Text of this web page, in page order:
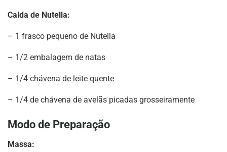
Calda de Nutella:
– 1 frasco pequeno de Nutella
– 1/2 embalagem de natas
– 1/4 chávena de leite quente
– 1/4 de chávena de avelãs picadas grosseiramente
Modo de Preparação
Massa: